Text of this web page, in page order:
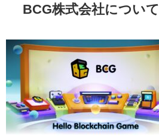
BCG株式会社について